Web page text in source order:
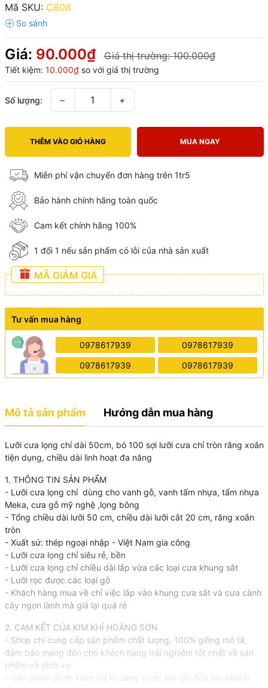
Mã SKU: C808
Giá: 90.000₫ Giá thị trường:100.000₫
Tiết kiệm: 10.000₫so với giá thị trường
Số lượng: − +
THÊM VÀO GIỎ HÀNG MUA NGAY
Miễn phí vận chuyển đơn hàng trên 1tr5
Bảo hành chính hãng toàn quốc
Cam kết chính hãng 100%
1 đổi 1 nếu sản phẩm có lỗi của nhà sản xuất
MÃ GIẢM GIÁ
Tư vấn mua hàng
0978617939 0978617939
0978617939 0978617939
Mô tả sản phẩm Hướng dẫn mua hàng
Lưỡi cưa lọng chỉ dài 50cm, bó 100 sợi lưỡi cưa chỉ tròn răng xoắn
tiện dụng, chiều dài linh hoạt đa năng
1. THÔNG TIN SẢN PHẨM
- Lưỡi cưa lọng chỉ dùng cho vanh gỗ, vanh tấm nhựa, tấm nhựa
Meka, cưa gỗ mỹ nghệ ,lọng bông
- Tổng chiều dài lưỡi 50 cm, chiều dài lưỡi cắt 20 cm, răng xoắn
tròn
- Xuất sứ: thép ngoại nhập - Việt Nam gia công
- Lưỡi cưa lọng chỉ siêu rẻ, bền
- Lưỡi cưa lọng chỉ chiều dài lắp vừa các loại cưa khung sắt
- Lưỡi rọc được các loại gỗ
- Khách hàng mua về chỉ việc lắp vào khung cưa sắt và cưa cành
cây ngon lành mà giá lại quá rẻ
2. CAM KẾT CỦA KIM KHÍ HOÀNG SƠN
- Shop chỉ cung cấp sản phẩm chất lượng, 100% giống mô tả,
đảm bảo mang đến cho khách hàng trải nghiệm tốt nhất về sản
phẩm và dịch vụ
- Sản phẩm được kiểm tra kĩ càng trước khi gửi đến tay khách